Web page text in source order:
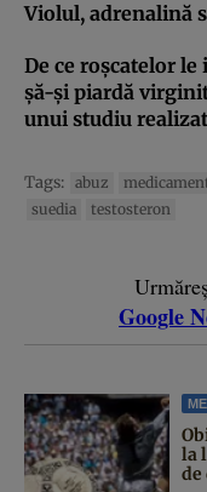
Violul, adrenalină
De ce roşcatelor
şă-şi piardă
unui studiu
Tags: abuz
suedia
testosteron
Google
la